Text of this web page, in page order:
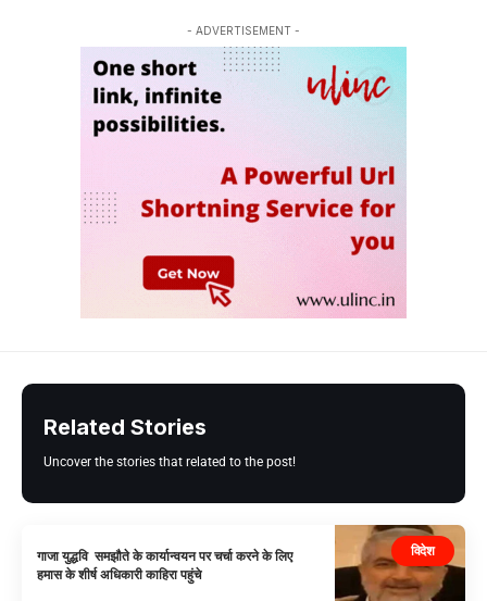
- ADVERTISEMENT -
Related Stories
Uncover the stories that related to the post!
विदेश
गाजा युद्धवि समझौते के कार्यान्वयन पर चर्चा करने के लिए
हमास के शीर्ष अधिकारी काहिरा पहुंचे